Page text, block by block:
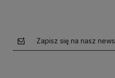
Zapisz się na nasz